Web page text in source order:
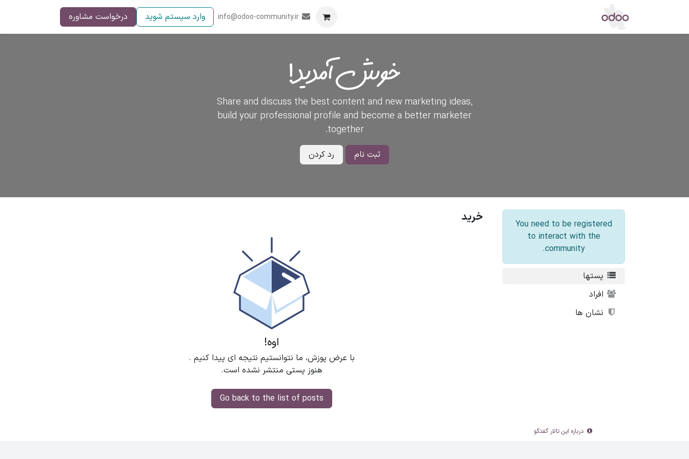
تماس با ما info@odoo-community.ir وارد سیستم شوید درخواست مشاوره
خوش آمدید!
Share and discuss the best content and new marketing ideas,
build your professional profile and become a better marketer
together.
ثبت نام رد کردن
You need to be registered
to interact with the
community.
پستها
افراد
نشان ها
درباره این تالار گفتگو
خرید
اوه!
با عرض پوزش، ما نتوانستیم نتیجه ای پیدا کنیم .
هنوز پستی منتشر نشده است.
Go back to the list of posts